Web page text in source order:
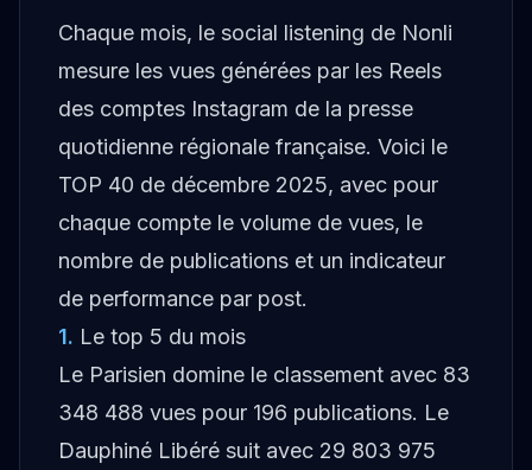
Chaque mois, le social listening de Nonli
mesure les vues générées par les Reels
des comptes Instagram de la presse
quotidienne régionale française. Voici le
TOP 40 de décembre 2025, avec pour
chaque compte le volume de vues, le
nombre de publications et un indicateur
de performance par post.
1. Le top 5 du mois
Le Parisien domine le classement avec 83
348 488 vues pour 196 publications. Le
Dauphiné Libéré suit avec 29 803 975